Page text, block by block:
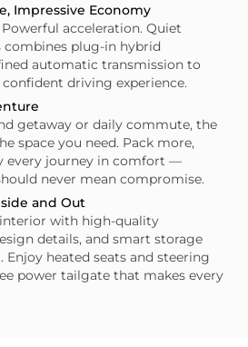
Impressive Economy
acceleration. Quiet
combines plug-in hybrid
automatic transmission to
driving experience.
getaway or daily commute, the
space you need. Pack more,
every journey in comfort —
never mean compromise.
and Out
with high-quality
details, and smart storage
heated seats and steering
power tailgate that makes every